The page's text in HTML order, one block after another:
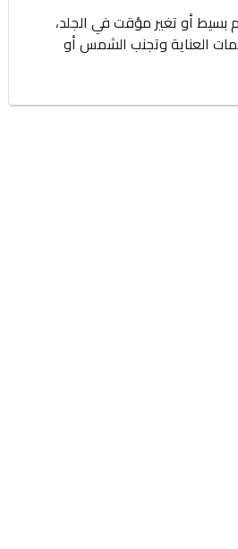
بسيط أو تغير مؤقت في الجلد،
العناية وتجنب الشمس أو